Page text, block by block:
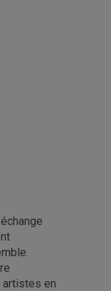
artistes en